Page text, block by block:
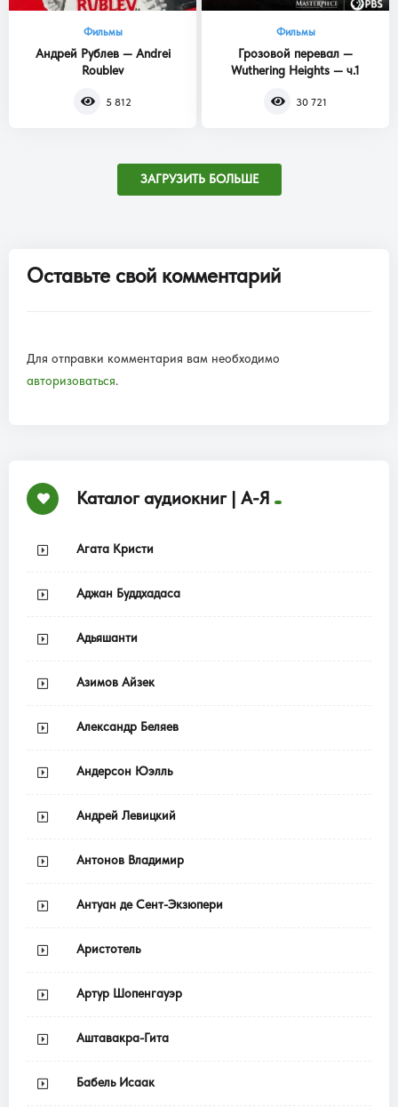
Фильмы
Андрей Рублев — Andrei
Roublev
5 812
Фильмы
Грозовой перевал —
Wuthering Heights — ч.1
30 721
ЗАГРУЗИТЬ БОЛЬШЕ
Оставьте свой комментарий
Для отправки комментария вам необходимо
авторизоваться.
Каталог аудиокниг | А-Я
Агата Кристи
Аджан Буддхадаса
Адьяшанти
Азимов Айзек
Александр Беляев
Андерсон Юэлль
Андрей Левицкий
Антонов Владимир
Антуан де Сент-Экзюпери
Аристотель
Артур Шопенгауэр
Аштавакра-Гита
Бабель Исаак